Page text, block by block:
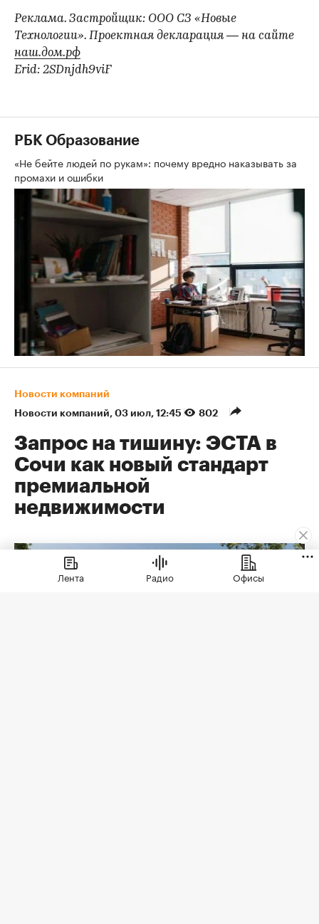
Реклама. Застройщик: ООО СЗ «Новые
Технологии». Проектная декларация — на сайте
наш.дом.рф
Erid: 2SDnjdh9viF
РБК Образование
«Не бейте людей по рукам»: почему вредно наказывать за
промахи и ошибки
Новости компаний
Новости компаний⁠, 03 июл, 12:45 802
Запрос на тишину: ЭСТА в
Сочи как новый стандарт
премиальной
недвижимости
Лента Радио Офисы